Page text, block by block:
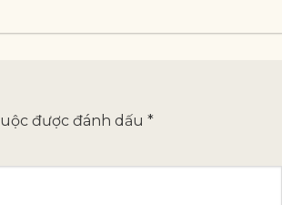
được đánh dấu *